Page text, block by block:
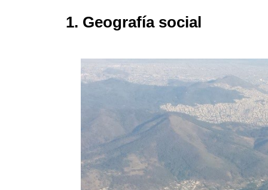
1. Geografía social